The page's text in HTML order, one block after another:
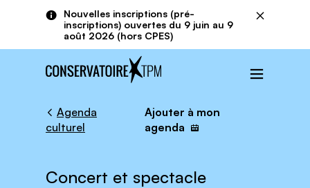
Aller au contenu principalNouvelles inscriptions (pré-
inscriptions) ouvertes du 9 juin au 9
août 2026 (hors CPES)
Fermer
Concert et spectacle
Agenda
culturel
Ajouter à mon
agenda
Panneau de gestion des cookies